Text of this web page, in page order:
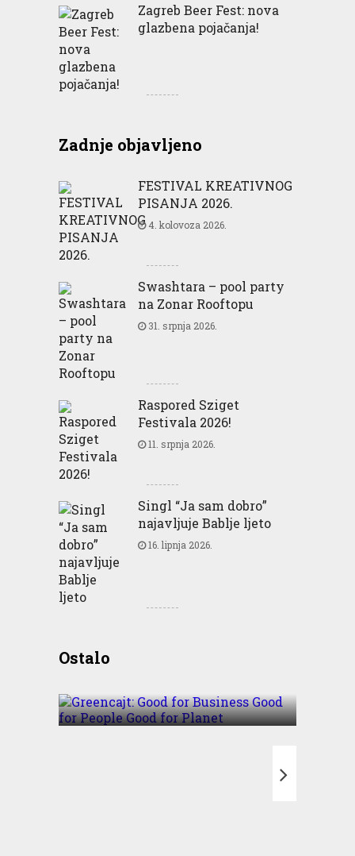
Zagreb Beer Fest: nova
glazbena pojačanja!
Zadnje objavljeno
FESTIVAL KREATIVNOG
PISANJA 2026.
4. kolovoza 2026.
Swashtara – pool party
na Zonar Rooftopu
31. srpnja 2026.
Raspored Sziget
Festivala 2026!
11. srpnja 2026.
Singl “Ja sam dobro”
najavljuje Bablje ljeto
16. lipnja 2026.
OstaloBusiness Good for People